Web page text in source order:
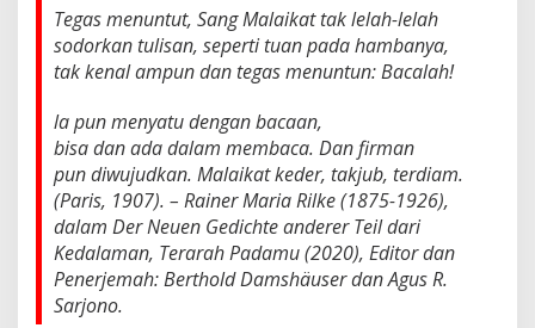
Tegas menuntut, Sang Malaikat tak lelah-lelah
sodorkan tulisan, seperti tuan pada hambanya,
tak kenal ampun dan tegas menuntun: Bacalah!
la pun menyatu dengan bacaan,
bisa dan ada dalam membaca. Dan firman
pun diwujudkan. Malaikat keder, takjub, terdiam.
(Paris, 1907). – Rainer Maria Rilke (1875-1926),
dalam Der Neuen Gedichte anderer Teil dari
Kedalaman, Terarah Padamu (2020), Editor dan
Penerjemah: Berthold Damshäuser dan Agus R.
Sarjono.